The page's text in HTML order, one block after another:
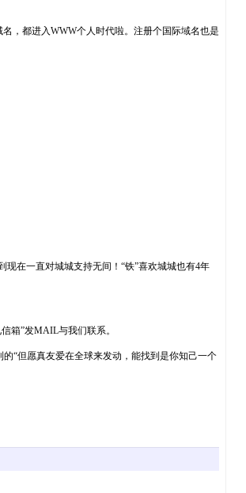
，都进入WWW个人时代啦。注册个国际域名也是
在一直对城城支持无间！“铁”喜欢城城也有4年
箱”发MAIL与我们联系。
“但愿真友爱在全球来发动，能找到是你知己一个